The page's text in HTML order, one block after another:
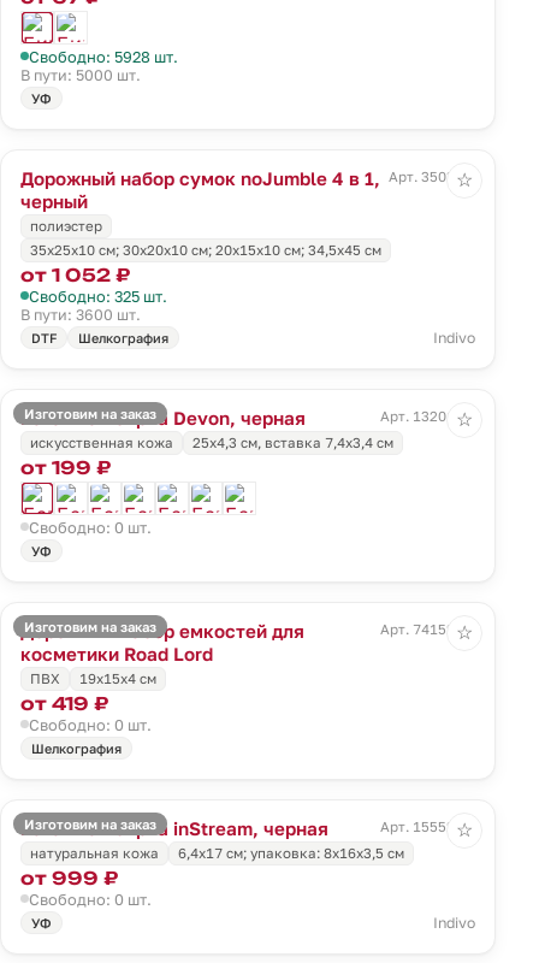
Свободно: 5928 шт.
В пути: 5000 шт.
УФ
Дорожный набор сумок noJumble 4 в 1,
черный
Арт. 3503.30
полиэстер
35х25х10 см; 30х20х10 см; 20х15х10 см; 34,5х45 см
от 1 052 ₽
Свободно: 325 шт.
В пути: 3600 шт.
DTF Шелкография Indivo
☆
Изготовим на заказ
Багажная бирка Devon, черная
Арт. 13201.30
искусственная кожа
25х4,3 см, вставка 7,4x3,4 см
от 199 ₽
Свободно: 0 шт.
УФ
☆
Изготовим на заказ
Дорожный набор емкостей для
косметики Road Lord
Арт. 74152.00
ПВХ 19x15x4 см
от 419 ₽
Свободно: 0 шт.
Шелкография
☆
Изготовим на заказ
Багажная бирка inStream, черная
Арт. 15552.30
натуральная кожа
6,4х17 см; упаковка: 8х16х3,5 см
от 999 ₽
Свободно: 0 шт.
УФ Indivo
☆